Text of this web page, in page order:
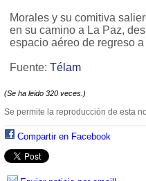
Morales y su comitiva
en su camino a La Paz,
espacio aéreo de regreso
Fuente: Télam
(Se ha leido 320 veces.)
Se permite la reproducción de esta
Compartir en Facebook